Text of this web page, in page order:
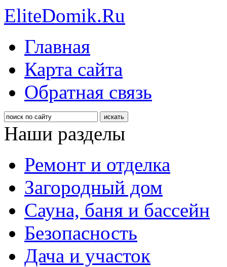
EliteDomik.Ru
Главная
Карта сайта
Обратная связь
Наши разделы
Ремонт и отделка
Загородный дом
Сауна, баня и бассейн
Безопасность
Дача и участок